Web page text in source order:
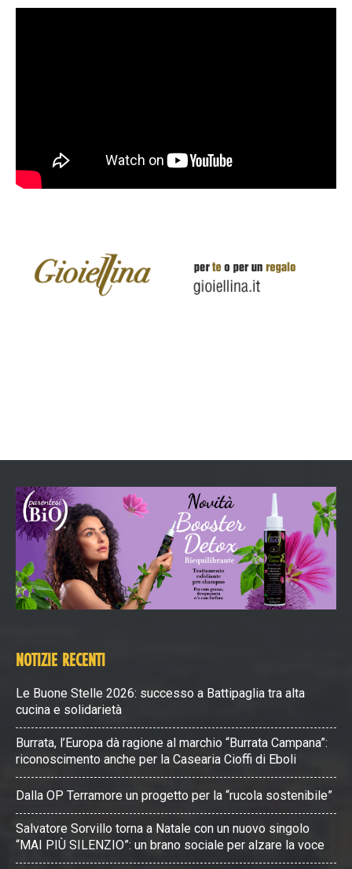
NOTIZIE RECENTI
Le Buone Stelle 2026: successo a Battipaglia tra alta
cucina e solidarietà
Burrata, l’Europa dà ragione al marchio “Burrata Campana”:
riconoscimento anche per la Casearia Cioffi di Eboli
Dalla OP Terramore un progetto per la “rucola sostenibile”
Salvatore Sorvillo torna a Natale con un nuovo singolo
“MAI PIÙ SILENZIO”: un brano sociale per alzare la voce